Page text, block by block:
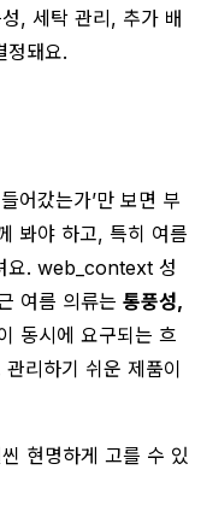
, 세탁 관리, 추가 배
정돼요.
어갔는가’만 보면 부
봐야 하고, 특히 여름
요. web_context 성
여름 의류는 통풍성,
동시에 요구되는 흐
리하기 쉬운 제품이
현명하게 고를 수 있